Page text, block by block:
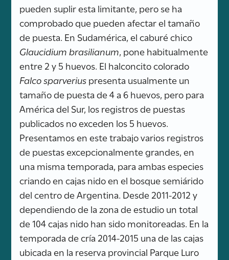
pueden suplir esta limitante, pero se ha
comprobado que pueden afectar el tamaño
de puesta. En Sudamérica, el caburé chico
Glaucidium brasilianum, pone habitualmente
entre 2 y 5 huevos. El halconcito colorado
Falco sparveriuspresenta usualmente un
tamaño de puesta de 4 a 6 huevos, pero para
América del Sur, los registros de puestas
publicados no exceden los 5 huevos.
Presentamos en este trabajo varios registros
de puestas excepcionalmente grandes, en
una misma temporada, para ambas especies
criando en cajas nido en el bosque semiárido
del centro de Argentina. Desde 2011-2012 y
dependiendo de la zona de estudio un total
de 104 cajas nido han sido monitoreadas. En la
temporada de cría 2014-2015 una de las cajas
ubicada en la reserva provincial Parque Luro